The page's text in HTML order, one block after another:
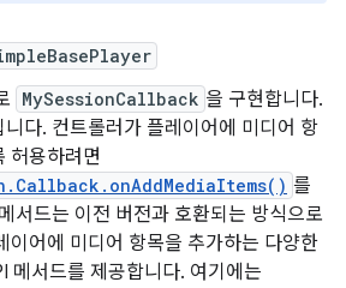
MySessionCallback 을 구현합니다.
다. 컨트롤러가 플레이어에 미디어 항
허용하려면
를
서드는 이전 버전과 호환되는 방식으로
이어에 미디어 항목을 추가하는 다양한
메서드를 제공합니다. 여기에는